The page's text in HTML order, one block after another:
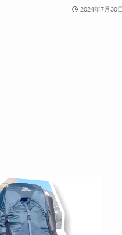
2024年7月30日